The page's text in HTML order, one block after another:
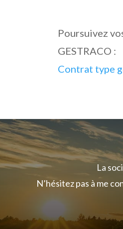
Poursuivez
GESTRACO :
Contrat type
La
N’hésitez pas à me